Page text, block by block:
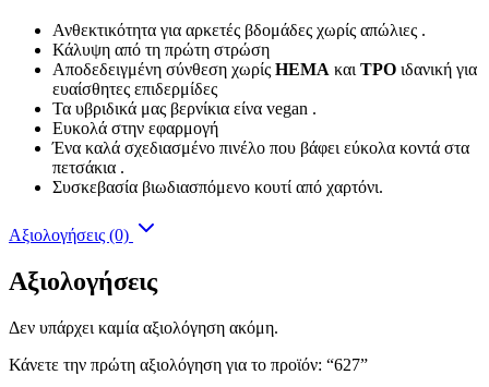
Ανθεκτικότητα για αρκετές βδομάδες χωρίς απώλιες .
Κάλυψη από τη πρώτη στρώση
Αποδεδειγμένη σύνθεση χωρίς HEMA και TPO ιδανική για
ευαίσθητες επιδερμίδες
Τα υβριδικά μας βερνίκια είνα vegan .
Ευκολά στην εφαρμογή
Ένα καλά σχεδιασμένο πινέλο που βάφει εύκολα κοντά στα
πετσάκια .
Συσκεβασία βιωδιασπόμενο κουτί από χαρτόνι.
Αξιολογήσεις (0)
Αξιολογήσεις
Δεν υπάρχει καμία αξιολόγηση ακόμη.
Κάνετε την πρώτη αξιολόγηση για το προϊόν: “627”